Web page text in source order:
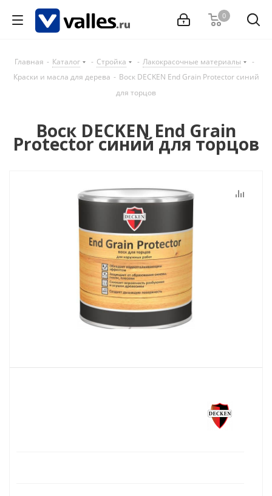
0
Главная - Каталог - Стройка - Лакокрасочные материалы
-
Краски и масла для дерева - Воск DECKEN End Grain Protector синий
для торцов
Воск DECKEN End Grain
Protector синий для торцов